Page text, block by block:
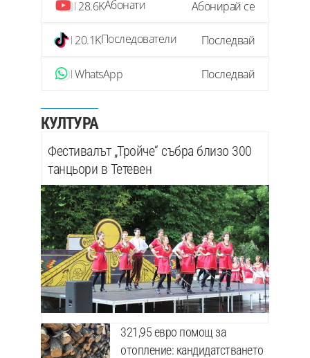
28.6KАбонати Абонирай се
20.1KПоследователи Последвай
WhatsApp Последвай
КУЛТУРА
Фестивалът „Тройче“ събра близо 300
танцьори в Тетевен
321,95 евро помощ за
отопление: кандидатстването